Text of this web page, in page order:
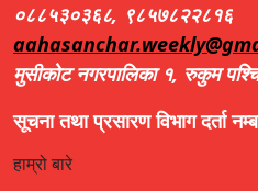
०८८५३०३६८, ९८५७८२२८१६
मुसीकोट नगरपालिका १, रुकुम
सूचना तथा प्रसारण विभाग दर्ता
हाम्रो बारे